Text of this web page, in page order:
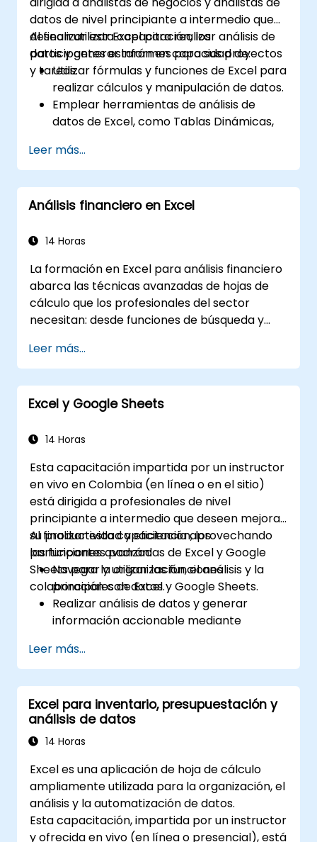
datos de nivel principiante a intermedio que
desean utilizar Excel para realizar análisis de
datos y generar informes para sus proyectos
y tareas.
Al finalizar esta capacitación, los
participantes estarán en capacidad de:
Utilizar fórmulas y funciones de Excel para
realizar cálculos y manipulación de datos.
Emplear herramientas de análisis de
datos de Excel, como Tablas Dinámicas,
resumir y visualizar datos.
Crear y personalizar visualizaciones de
datos mediante gráficos y diagramas de
Excel.
condicional de Excel para garantizar la
relevantes.
Utilizar las funciones de importación y
exportación de datos de Excel para
conectarse a fuentes de datos externas y
compartir información con otros.
Leer más...
Análisis financiero en Excel
14 Horas
La formación en Excel para análisis financiero
abarca las técnicas avanzadas de hojas de
cálculo que los profesionales del sector
necesitan: desde funciones de búsqueda y
dinámicos, formato condicional, flujos de
trabajo con datos externos y análisis de
valores. Profundiza en enfoques prácticos
para evaluar conceptos como el valor del
mercado, construir modelos de proyección
de herramientas analíticas de Excel para
realizar cálculos financieros complejos y
generar informes.
Leer más...
Excel y Google Sheets
14 Horas
Esta capacitación impartida por un instructor
en vivo en Colombia (en línea o en el sitio)
está dirigida a profesionales de nivel
principiante a intermedio que deseen mejorar
su productividad y eficiencia aprovechando
las funciones avanzadas de Excel y Google
Sheets para la organización, el análisis y la
colaboración con datos.
Al finalizar esta capacitación, los
participantes podrán:
Navegar y utilizar las funciones
principales de Excel y Google Sheets.
Realizar análisis de datos y generar
información accionable mediante
Colaborar en tiempo real usando Google
Sheets para un trabajo en equipo fluido.
Crear plantillas reutilizables para
informes, seguimiento y gestión de
proyectos.
Leer más...
Excel para inventario, presupuestación y
análisis de datos
14 Horas
Excel es una aplicación de hoja de cálculo
ampliamente utilizada para la organización, el
análisis y la automatización de datos.
Esta capacitación, impartida por un instructor
y ofrecida en vivo (en línea o presencial), está